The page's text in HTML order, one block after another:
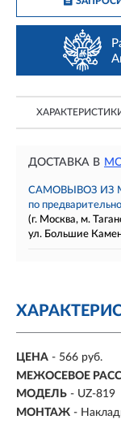
ДОСТАВКА В
САМОВЫВОЗ ИЗ
по
(г. Москва, м.
ул. Большие
ЦЕНА - 566 руб.
МЕЖОСЕВОЕ
МОДЕЛЬ - UZ-819
МОНТАЖ -